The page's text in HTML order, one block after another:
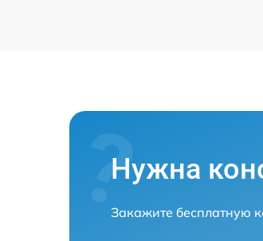
Нужна
Закажите бесплатную